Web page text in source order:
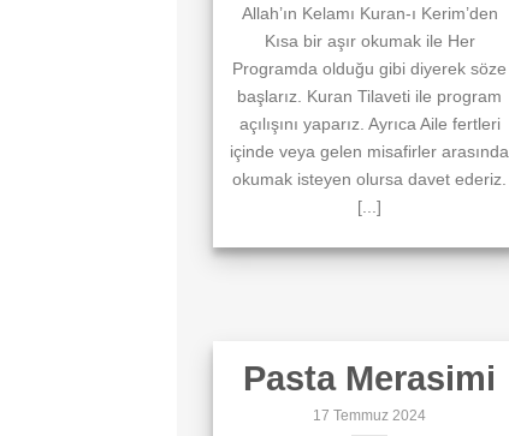
Allah’ın Kelamı Kuran-ı Kerim’den
Kısa bir aşır okumak ile Her
Programda olduğu gibi diyerek söze
başlarız. Kuran Tilaveti ile program
açılışını yaparız. Ayrıca Aile fertleri
içinde veya gelen misafirler arasında
okumak isteyen olursa davet ederiz.
[...]
Pasta Merasimi
17 Temmuz 2024